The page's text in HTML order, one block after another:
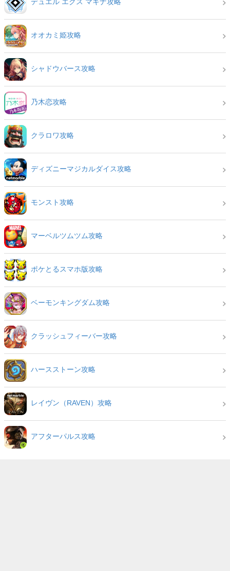
オオカミ姫攻略
シャドウバース攻略
乃木恋攻略
クラロワ攻略
ディズニーマジカルダイス攻略
モンスト攻略
マーベルツムツム攻略
ポケとるスマホ版攻略
ベーモンキングダム攻略
クラッシュフィーバー攻略
ハースストーン攻略
レイヴン（RAVEN）攻略
アフターパルス攻略